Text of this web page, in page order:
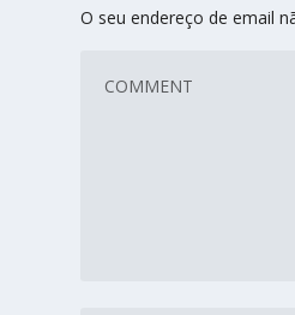
O seu endereço de email